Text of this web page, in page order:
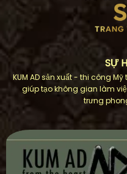
SỰ
KUM AD sản xuất - thi công
giúp tạo không gian làm
trưng